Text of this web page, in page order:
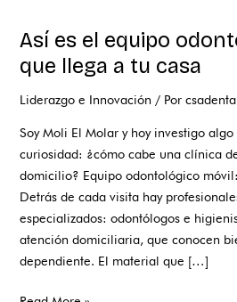
Así es el equipo
que llega a tu casa
Liderazgo e Innovación / Por
Soy Moli El Molar y hoy investigo
curiosidad: ¿cómo cabe una clínica
domicilio? Equipo odontológico
Detrás de cada visita hay
especializados: odontólogos e
atención domiciliaria, que conocen
dependiente. El material que […]
Así
es
el
equipo
móvil